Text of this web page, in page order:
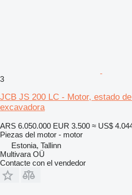
3
JCB JS 200 LC - Motor, estado
excavadora
ARS 6.050.000 EUR 3.500 ≈ US$
Piezas del motor - motor
Estonia, Tallinn
Multivara OÜ
Contacte con el vendedor